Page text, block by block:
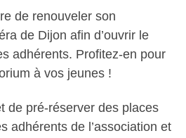
de renouveler son
de Dijon afin d’ouvrir le
adhérents. Profitez-en pour
à vos jeunes !
de pré-réserver des places
adhérents de l’association et